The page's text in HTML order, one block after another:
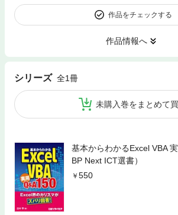
作品をチェックする
作品情報へ
シリーズ 全1冊
未購入巻をまとめて
基本からわかるExcel VBA
BP Next ICT選書）
550